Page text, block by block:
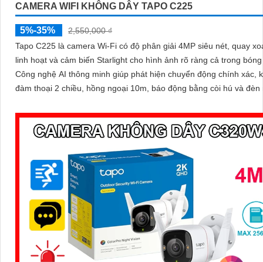
CAMERA WIFI KHÔNG DÂY TAPO C225
5%-35%
2,550,000 ₫
Tapo C225 là camera Wi-Fi có độ phân giải 4MP siêu nét, quay
linh hoạt và cảm biến Starlight cho hình ảnh rõ ràng cả trong
Công nghệ AI thông minh giúp phát hiện chuyển động chính xác,
đàm thoại 2 chiều, hồng ngoại 10m, báo động bằng còi hú và đèn
512GB lưu trữ lâu dài